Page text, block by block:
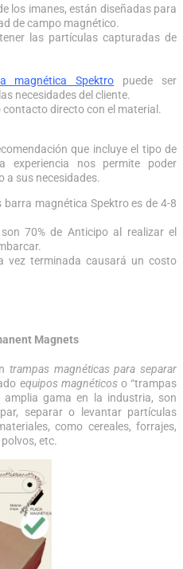
los imanes, están diseñadas para
de campo magnético.
las partículas capturadas de
magnética Spektro puede ser
necesidades del cliente.
contacto directo con el material.
que incluye el tipo de
experiencia nos permite poder
a sus necesidades.
barra magnética Spektro es de 4-8
70% de Anticipo al realizar el
vez terminada causará un costo
Magnets
trampas magnéticas para separar
equipos magnéticoso “trampas
amplia gama en la industria, son
separar o levantar partículas
como cereales, forrajes,
etc.